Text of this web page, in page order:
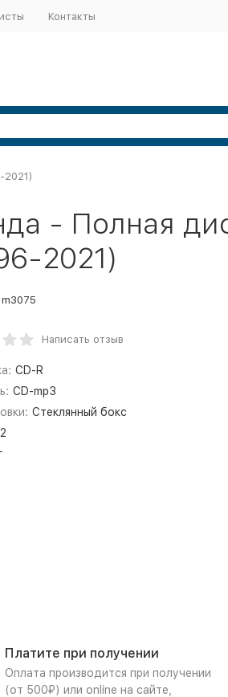
Контакты
2021)
- Полная
2021)
m3075
Написать отзыв
CD-R
CD-mp3
Стеклянный бокс
Платите при получении
Оплата производится при получении
(от 500₽) или online на сайте,